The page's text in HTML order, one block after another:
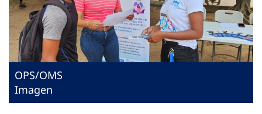
OPS/OMS
Imagen